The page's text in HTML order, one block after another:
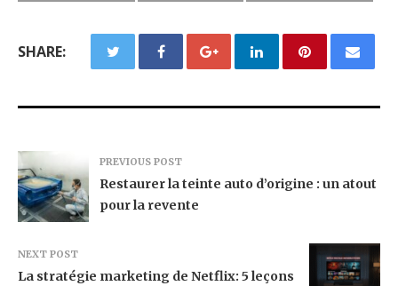
SHARE:
PREVIOUS POST
Restaurer la teinte auto d’origine : un atout
pour la revente
NEXT POST
La stratégie marketing de Netflix: 5 leçons